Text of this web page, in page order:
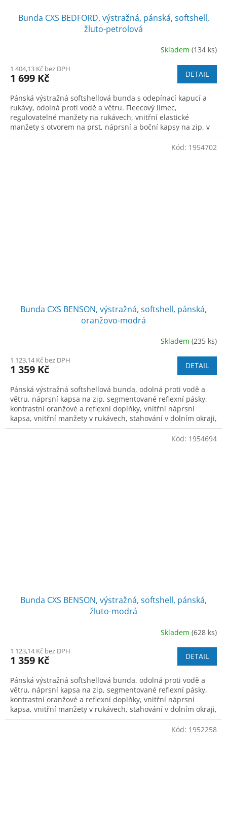
Bunda CXS BEDFORD, výstražná, pánská, softshell,
žluto-petrolová
Skladem (134 ks)
1 404,13 Kč bez DPH
1 699 Kč DETAIL
Pánská výstražná softshellová bunda s odepínací kapucí a
rukávy, odolná proti vodě a větru. Fleecový límec,
regulovatelné manžety na rukávech, vnitřní elastické
manžety s otvorem na prst, náprsní a boční kapsy na zip, v
pravé náprsní kapse odnímateln
Bunda CXS BENSON, výstražná, softshell, pánská,
oranžovo-modrá
Skladem (235 ks)
1 123,14 Kč bez DPH
1 359 Kč DETAIL
Pánská výstražná softshellová bunda, odolná proti vodě a
větru, náprsní kapsa na zip, segmentované reflexní pásky,
kontrastní oranžové a reflexní doplňky, vnitřní náprsní
kapsa, vnitřní manžety v rukávech, stahování v dolním okraji,
TPU membrána, odo
Kód: 1954702
Bunda CXS BENSON, výstražná, softshell, pánská,
žluto-modrá
Skladem (628 ks)
1 123,14 Kč bez DPH
1 359 Kč DETAIL
Pánská výstražná softshellová bunda, odolná proti vodě a
větru, náprsní kapsa na zip, segmentované reflexní pásky,
kontrastní oranžové a reflexní doplňky, vnitřní náprsní
kapsa, vnitřní manžety v rukávech, stahování v dolním okraji,
TPU membrána, odo
Kód: 1954694
Kód: 1952258